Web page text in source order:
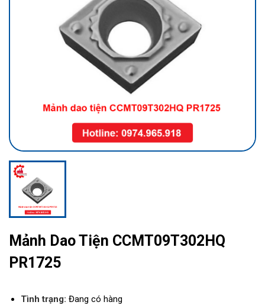
Mảnh Dao Tiện CCMT09T302HQ
PR1725
Tình trạng: Đang có hàng